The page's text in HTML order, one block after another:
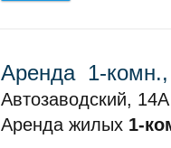
Аренда 1-комн.,
Автозаводский,
Аренда жилых 1-